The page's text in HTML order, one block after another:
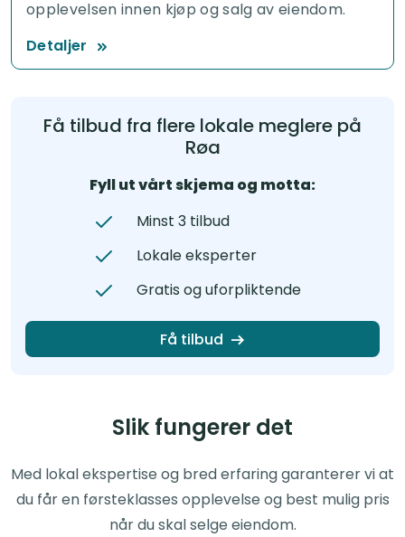
opplevelsen innen kjøp og salg av eiendom.
Detaljer
Få tilbud fra flere lokale meglere på
Røa
Fyll ut vårt skjema og motta:
Minst 3 tilbud
Lokale eksperter
Gratis og uforpliktende
Få tilbud
Slik fungerer det
Med lokal ekspertise og bred erfaring garanterer vi at
du får en førsteklasses opplevelse og best mulig pris
når du skal selge eiendom.